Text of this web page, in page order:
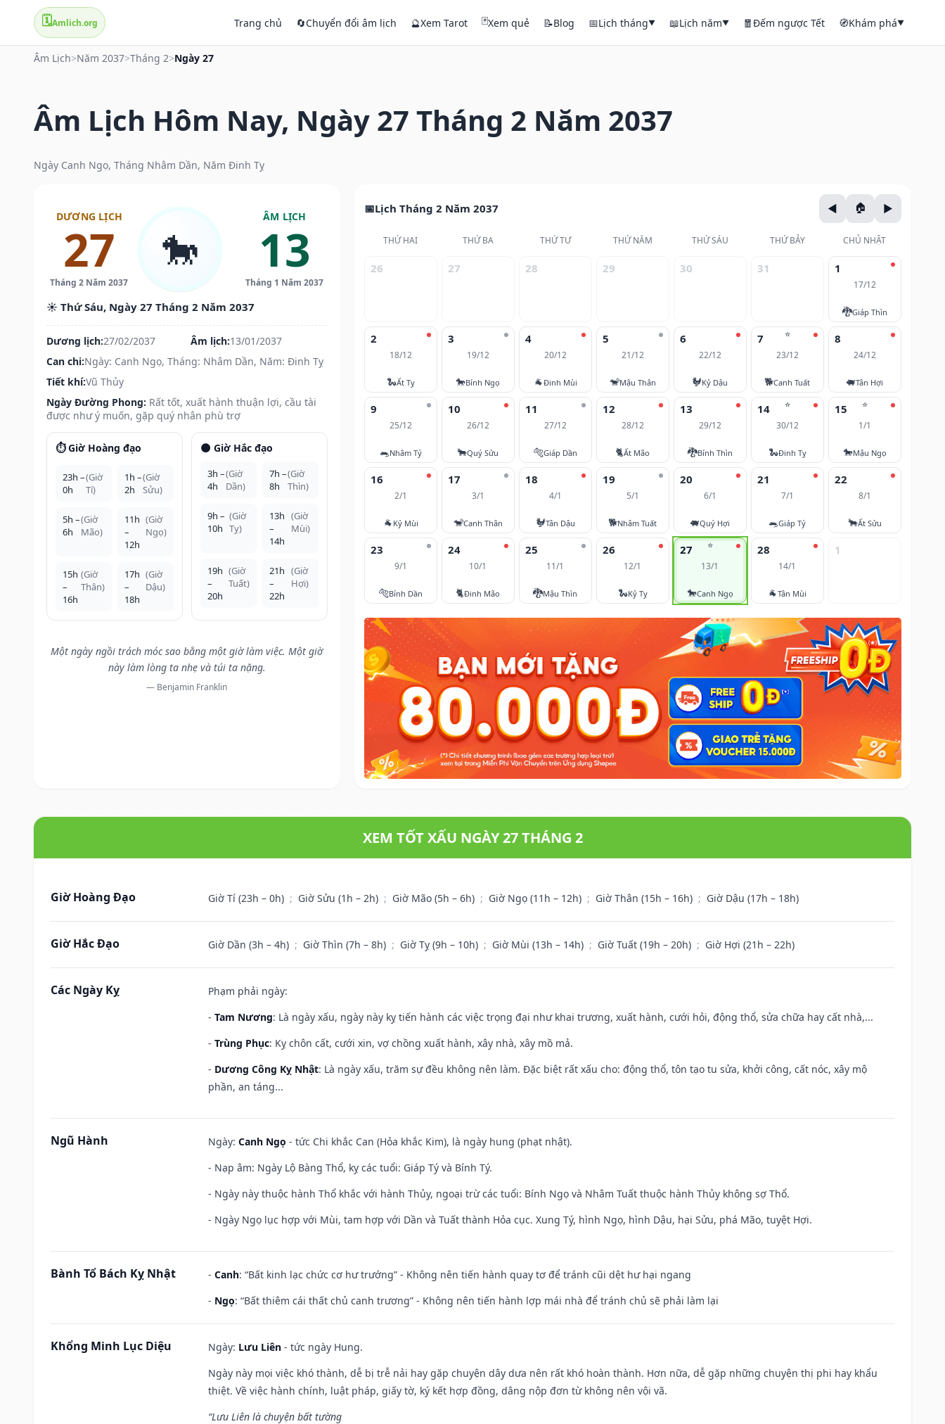
🗓️Amlich.org Trang chủ 🔄Chuyển đổi âm lịch 🔮Xem Tarot 🃏Xem quẻ 📝Blog 📅Lịch tháng▼ 📖Lịch năm▼ 🧧Đếm ngược Tết 🧭Khám phá▼
Âm Lịch>Năm 2037>Tháng 2>Ngày 27
Âm Lịch Hôm Nay, Ngày 27 Tháng 2 Năm 2037
Ngày Canh Ngọ, Tháng Nhâm Dần, Năm Đinh Tỵ
DƯƠNG LỊCH
27
Tháng 2 Năm 2037
🐎
ÂM LỊCH
13
Tháng 1 Năm 2037
☀️ Thứ Sáu, Ngày 27 Tháng 2 Năm 2037
Dương lịch:27/02/2037 Âm lịch:13/01/2037
Can chi:Ngày: Canh Ngọ, Tháng: Nhâm Dần, Năm: Đinh Tỵ
Tiết khí:Vũ Thủy
Ngày Đường Phong: Rất tốt, xuất hành thuận lợi, cầu tài
được như ý muốn, gặp quý nhân phù trợ
⏱️ Giờ Hoàng đạo
23h –
0h
(Giờ
Tí)
1h –
2h
(Giờ
Sửu)
5h –
6h
(Giờ
Mão)
11h
–
12h
(Giờ
Ngọ)
15h
–
16h
(Giờ
Thân)
17h
–
18h
(Giờ
Dậu)
🌑 Giờ Hắc đạo
3h –
4h
(Giờ
Dần)
7h –
8h
(Giờ
Thìn)
9h –
10h
(Giờ
Tỵ)
13h
–
14h
(Giờ
Mùi)
19h
–
20h
(Giờ
Tuất)
21h
–
22h
(Giờ
Hợi)
Một ngày ngồi trách móc sao bằng một giờ làm việc. Một giờ
này làm lòng ta nhẹ và túi ta nặng.
— Benjamin Franklin
Lịch Tháng 2 Năm 2037
THỨ HAI THỨ BA THỨ TƯ THỨ NĂM THỨ SÁU THỨ BẢY CHỦ NHẬT
26 27 28 29 30 31 1
17/12
🐉Giáp Thìn
2
18/12
🐍Ất Tỵ
3
19/12
🐎Bính Ngọ
4
20/12
🐐Đinh Mùi
5
21/12
🐒Mậu Thân
6
22/12
🐓Kỷ Dậu
⭐
7
23/12
🐕Canh Tuất
8
24/12
🐖Tân Hợi
9
25/12
🐀Nhâm Tý
10
26/12
🐂Quý Sửu
11
27/12
🐅Giáp Dần
12
28/12
🐈Ất Mão
13
29/12
🐉Bính Thìn
⭐
14
30/12
🐍Đinh Tỵ
⭐
15
1/1
🐎Mậu Ngọ
16
2/1
🐐 Kỷ Mùi
17
3/1
🐒Canh Thân
18
4/1
🐓Tân Dậu
19
5/1
🐕Nhâm Tuất
20
6/1
🐖Quý Hợi
21
7/1
🐀Giáp Tý
22
8/1
🐂Ất Sửu
23
9/1
🐅Bính Dần
24
10/1
🐈Đinh Mão
25
11/1
🐉Mậu Thìn
26
12/1
🐍Kỷ Tỵ
⭐
27
13/1
🐎Canh Ngọ
28
14/1
🐐Tân Mùi
1
XEM TỐT XẤU NGÀY 27 THÁNG 2
Giờ Hoàng Đạo Giờ Tí (23h – 0h) ; Giờ Sửu (1h – 2h) ; Giờ Mão (5h – 6h) ; Giờ Ngọ (11h – 12h) ; Giờ Thân (15h – 16h) ; Giờ Dậu (17h – 18h)
Giờ Hắc Đạo Giờ Dần (3h – 4h) ; Giờ Thìn (7h – 8h) ; Giờ Tỵ (9h – 10h) ; Giờ Mùi (13h – 14h) ; Giờ Tuất (19h – 20h) ; Giờ Hợi (21h – 22h)
Các Ngày Kỵ
Phạm phải ngày:
- Tam Nương: Là ngày xấu, ngày này kỵ tiến hành các việc trọng đại như khai trương, xuất hành, cưới hỏi, động thổ, sửa chữa hay cất nhà,...
- Trùng Phục: Kỵ chôn cất, cưới xin, vợ chồng xuất hành, xây nhà, xây mồ mả.
- Dương Công Kỵ Nhật: Là ngày xấu, trăm sự đều không nên làm. Đặc biệt rất xấu cho: động thổ, tôn tạo tu sửa, khởi công, cất nóc, xây mộ
phần, an táng...
Ngũ Hành Ngày: Canh Ngọ - tức Chi khắc Can (Hỏa khắc Kim), là ngày hung (phạt nhật).
- Nạp âm: Ngày Lộ Bàng Thổ, kỵ các tuổi: Giáp Tý và Bính Tý.
- Ngày này thuộc hành Thổ khắc với hành Thủy, ngoại trừ các tuổi: Bính Ngọ và Nhâm Tuất thuộc hành Thủy không sợ Thổ.
- Ngày Ngọ lục hợp với Mùi, tam hợp với Dần và Tuất thành Hỏa cục. Xung Tý, hình Ngọ, hình Dậu, hại Sửu, phá Mão, tuyệt Hợi.
Bành Tổ Bách Kỵ Nhật - Canh: “Bất kinh lạc chức cơ hư trướng” - Không nên tiến hành quay tơ để tránh cũi dệt hư hại ngang
- Ngọ: “Bất thiêm cái thất chủ canh trương” - Không nên tiến hành lợp mái nhà để tránh chủ sẽ phải làm lại
Khổng Minh Lục Diệu Ngày: Lưu Liên - tức ngày Hung.
Ngày này mọi việc khó thành, dễ bị trễ nải hay gặp chuyện dây dưa nên rất khó hoàn thành. Hơn nữa, dễ gặp những chuyện thị phi hay khẩu
thiệt. Về việc hành chính, luật pháp, giấy tờ, ký kết hợp đồng, dâng nộp đơn từ không nên vội vã.
“Lưu Liên là chuyện bất tường